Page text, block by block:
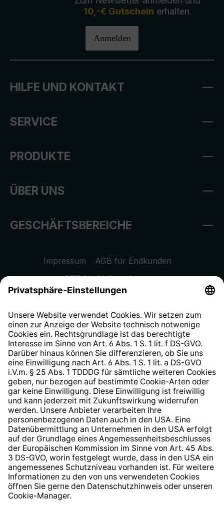
10,-€ Gutschein erhalten.
Anmelden
HILFE UND KONTAKT
SERVICE
PRODUKTE
ÜBER UNS
GESCHÄFTSBEREICHE
Impressum
AGB für Endkunden
AGB für Unternehmen
Datenschutzhinweis
Widerrufsrecht
Hinweisgeberschutzsystem
Barrierefreiheit
* Alle Preise inkl. gesetzl. Mehrwertsteuer zzgl.